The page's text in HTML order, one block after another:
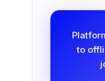
to